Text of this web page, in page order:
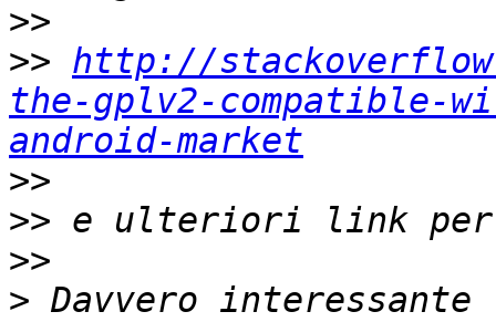
>>
>> http://
the-gplv2-compatible-
android-market
>>
>>
>>
> Davvero